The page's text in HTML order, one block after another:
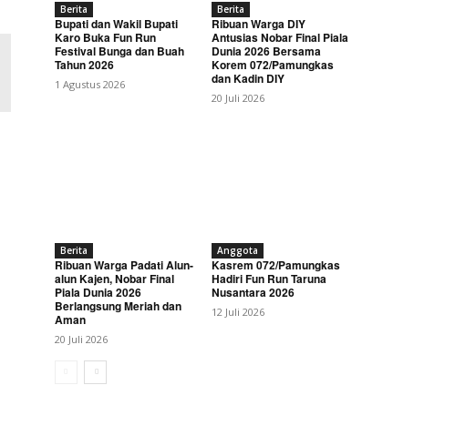
Berita
Bupati dan Wakil Bupati
Karo Buka Fun Run
Festival Bunga dan Buah
Tahun 2026
1 Agustus 2026
Berita
Ribuan Warga DIY
Antusias Nobar Final Piala
Dunia 2026 Bersama
Korem 072/Pamungkas
dan Kadin DIY
20 Juli 2026
Berita
Ribuan Warga Padati Alun-
alun Kajen, Nobar Final
Piala Dunia 2026
Berlangsung Meriah dan
Aman
20 Juli 2026
Anggota
Kasrem 072/Pamungkas
Hadiri Fun Run Taruna
Nusantara 2026
12 Juli 2026